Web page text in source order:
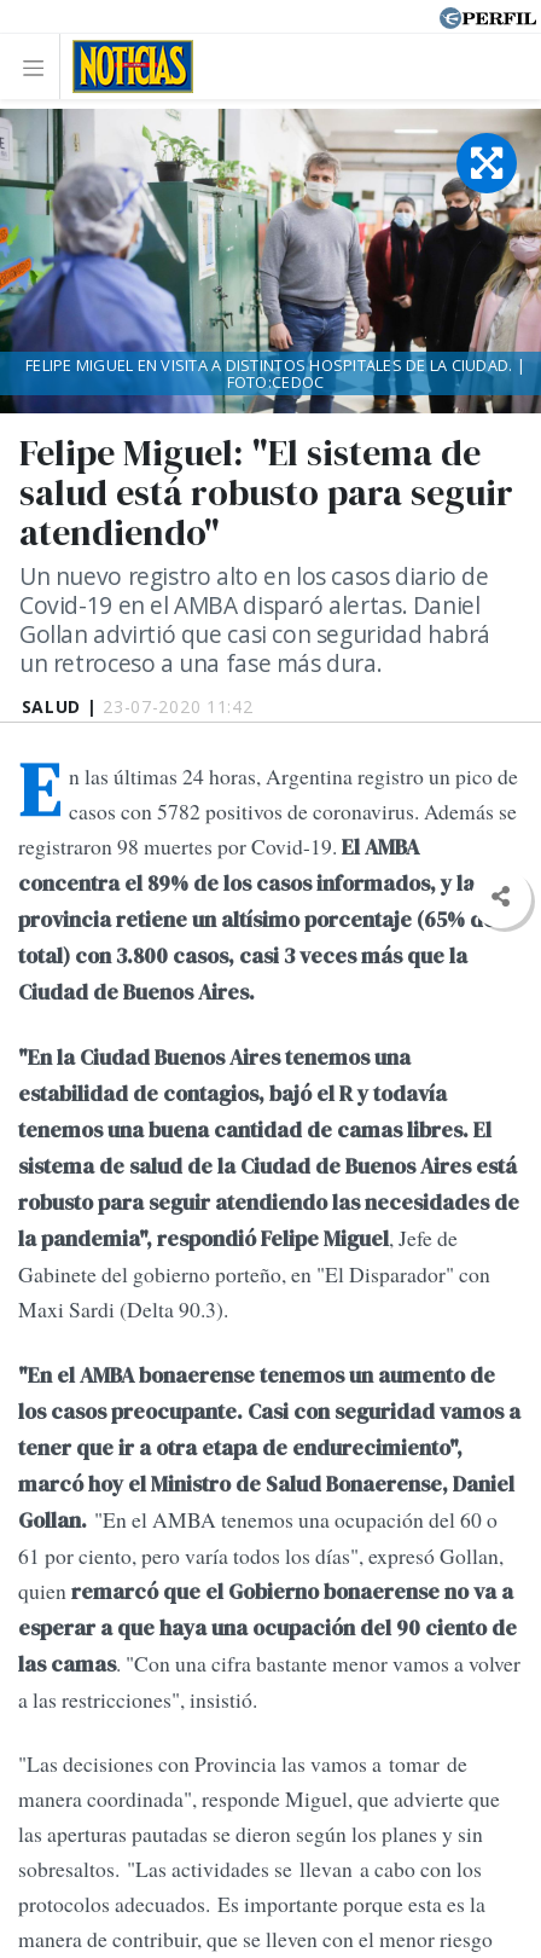
SALUD | 23-07-2020 11:42
Felipe Miguel: "El sistema de
salud está robusto para seguir
atendiendo"
Un nuevo registro alto en los casos diario de
Covid-19 en el AMBA disparó alertas. Daniel
Gollan advirtió que casi con seguridad habrá
un retroceso a una fase más dura.
FELIPE MIGUEL EN VISITA A DISTINTOS HOSPITALES DE LA CIUDAD. |
FOTO:CEDOC
E n las últimas 24 horas, Argentina registro un pico de
casos con 5782 positivos de coronavirus. Además se
registraron 98 muertes por Covid-19. El AMBA
concentra el 89% de los casos informados, y la
provincia retiene un altísimo porcentaje (65% del
total) con 3.800 casos, casi 3 veces más que la
Ciudad de Buenos Aires.
"En la Ciudad Buenos Aires tenemos una
estabilidad de contagios, bajó el R y todavía
tenemos una buena cantidad de camas libres. El
sistema de salud de la Ciudad de Buenos Aires está
robusto para seguir atendiendo las necesidades de
la pandemia", respondió Felipe Miguel, Jefe de
Gabinete del gobierno porteño, en "El Disparador" con
Maxi Sardi (Delta 90.3).
"En el AMBA bonaerense tenemos un aumento de
los casos preocupante. Casi con seguridad vamos a
tener que ir a otra etapa de endurecimiento",
marcó hoy el Ministro de Salud Bonaerense, Daniel
Gollan. "En el AMBA tenemos una ocupación del 60 o
61 por ciento, pero varía todos los días", expresó Gollan,
quienremarcó que el Gobierno bonaerense no va a
esperar a que haya una ocupación del 90 ciento de
las camas. "Con una cifra bastante menor vamos a volver
a las restricciones", insistió.
"Las decisiones con Provincia las vamos a tomar de
manera coordinada", responde Miguel, que advierte que
las aperturas pautadas se dieron según los planes y sin
sobresaltos. "Las actividades se llevan a cabo con los
protocolos adecuados. Es importante porque esta es la
manera de contribuir, que se lleven con el menor riesgo